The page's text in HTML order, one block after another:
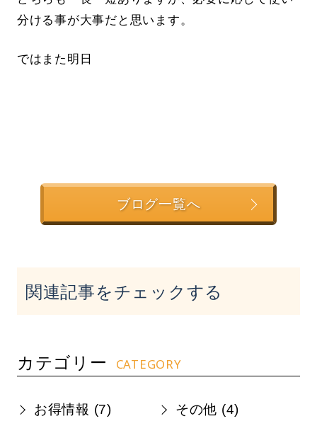
分ける事が大事だと思います。
ではまた明日
ブログ一覧へ
関連記事をチェックする
カテゴリー CATEGORY
お得情報 (7) その他 (4)